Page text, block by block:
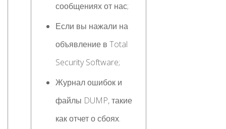
сообщениях от нас;
Если вы нажали на
объявление в Total
Security Software;
Журнал ошибок и
файлы DUMP, такие
как отчет о сбоях.